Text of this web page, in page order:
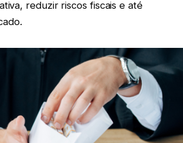
reduzir riscos fiscais e até